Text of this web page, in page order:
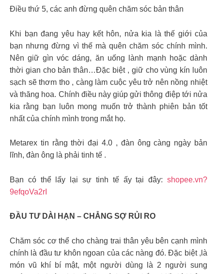
Điều thứ 5, các anh đừng quên chăm sóc bản thân
Khi bạn đang yêu hay kết hôn, nửa kia là thế giới của
bạn nhưng đừng vì thế mà quên chăm sóc chính mình.
Nên giữ gìn vóc dáng, ăn uống lành mạnh hoặc dành
thời gian cho bản thân…Đặc biệt , giữ cho vùng kín luôn
sạch sẽ thơm tho , càng làm cuộc yêu trở nên nồng nhiệt
và thăng hoa. Chính điều này giúp gửi thông điệp tới nửa
kia rằng bạn luôn mong muốn trở thành phiên bản tốt
nhất của chính mình trong mắt họ.
Metarex tin rằng thời đại 4.0 , đàn ông càng ngày bản
lĩnh, đàn ông là phải tinh tế .
Bạn có thể lấy lại sự tinh tế ấy tại đây: shopee.vn?
9efqoVa2rI
ĐẦU TƯ DÀI HẠN – CHẲNG SỢ RỦI RO
Chăm sóc cơ thể cho chàng trai thân yêu bên cạnh mình
chính là đầu tư khôn ngoan của các nàng đó. Đặc biệt ,là
món vũ khí bí mật, một người dùng là 2 người sung